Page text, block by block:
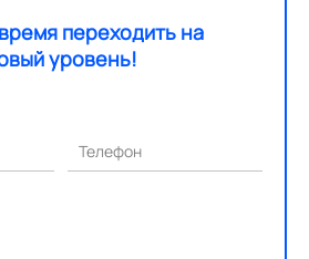
переходить на
уровень!
Телефон